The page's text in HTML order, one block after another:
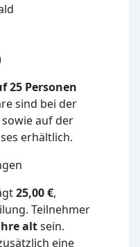
25 Personen
sind bei der
auf der
erhältlich.
25,00 €,
Teilnehmer
altsein.
eine